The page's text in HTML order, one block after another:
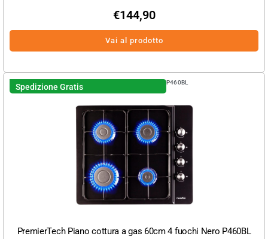
€144,90
Vai al prodotto
Spedizione Gratis P460BL
PremierTech Piano cottura a gas 60cm 4 fuochi Nero P460BL